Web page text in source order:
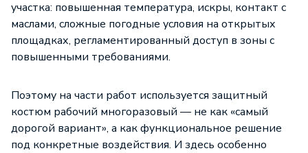
участка: повышенная температура, искры, контакт с
маслами, сложные погодные условия на открытых
площадках, регламентированный доступ в зоны с
повышенными требованиями.
Поэтому на части работ используется защитный
костюм рабочий многоразовый — не как «самый
дорогой вариант», а как функциональное решение
под конкретные воздействия. И здесь особенно